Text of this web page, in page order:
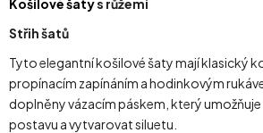
Košilové šatys růžemi
Střih šatů
Tyto elegantní košilové šaty mají klasický
propínacím zapínáním a hodinkovým
doplněny vázacím páskem, který
postavu a vytvarovat siluetu.